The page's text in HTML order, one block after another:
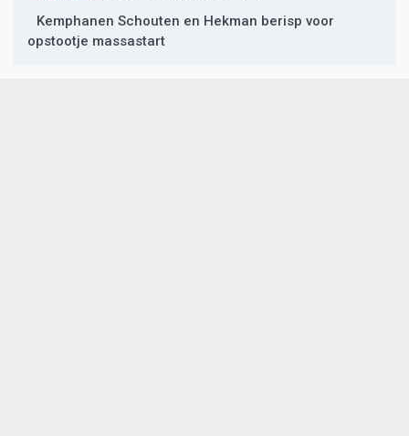
Kemphanen Schouten en Hekman berisp voor
opstootje massastart